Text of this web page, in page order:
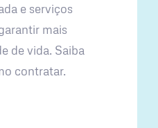
e serviços
mais
de vida. Saiba
contratar.